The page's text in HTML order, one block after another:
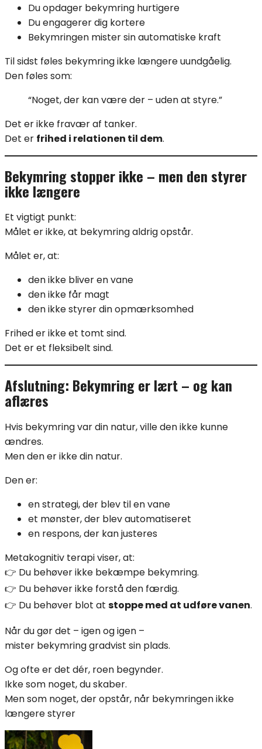
Du opdager bekymring hurtigere
Du engagerer dig kortere
Bekymringen mister sin automatiske kraft
Til sidst føles bekymring ikke længere uundgåelig.
Den føles som:
“Noget, der kan være der – uden at styre.”
Det er ikke fravær af tanker.
Det er frihed i relationen til dem.
Bekymring stopper ikke – men den styrer
ikke længere
Et vigtigt punkt:
Målet er ikke, at bekymring aldrig opstår.
Målet er, at:
den ikke bliver en vane
den ikke får magt
den ikke styrer din opmærksomhed
Frihed er ikke et tomt sind.
Det er et fleksibelt sind.
Afslutning: Bekymring er lært – og kan
aflæres
Hvis bekymring var din natur, ville den ikke kunne
ændres.
Men den er ikke din natur.
Den er:
en strategi, der blev til en vane
et mønster, der blev automatiseret
en respons, der kan justeres
Metakognitiv terapi viser, at:
👉 Du behøver ikke bekæmpe bekymring.
👉 Du behøver ikke forstå den færdig.
👉 Du behøver blot at stoppe med at udføre vanen.
Når du gør det – igen og igen –
mister bekymring gradvist sin plads.
Og ofte er det dér, roen begynder.
Ikke som noget, du skaber.
Men som noget, der opstår, når bekymringen ikke
længere styrer
Indlægsnavigation